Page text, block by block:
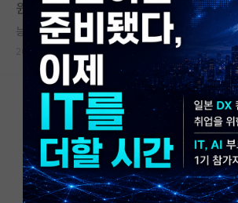
연구실&오픈랩
커뮤니티
커뮤니티 홈
전체글보기
베스트 게시판
IF 명예의전당
원생 모집
능글맞은 존 스튜어트 밀
2026.06.22 1004